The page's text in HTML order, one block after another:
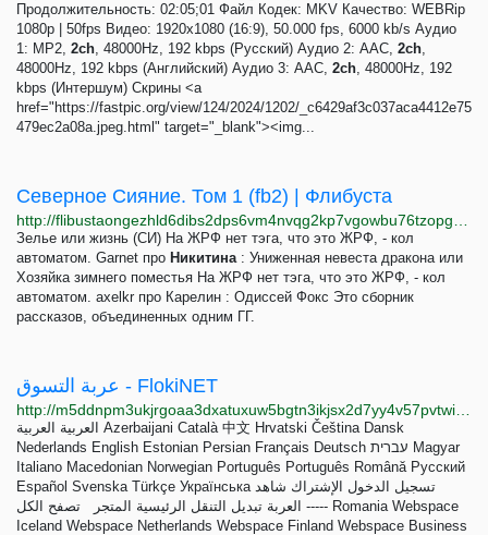
Продолжительность: 02:05;01 Файл Кодек: MKV Качество: WEBRip
1080p | 50fps Видео: 1920х1080 (16:9), 50.000 fps, 6000 kb/s Аудио
1: МР2, 2ch, 48000Hz, 192 kbps (Русский) Аудио 2: ААС, 2ch,
48000Hz, 192 kbps (Английский) Аудио 3: ААС, 2ch, 48000Hz, 192
kbps (Интершум) Скрины <a
href="https://fastpic.org/view/124/2024/1202/_c6429af3c037aca4412e75
479ec2a08a.jpeg.html" target="_blank"><img...
Северное Сияние. Том 1 (fb2) | Флибуста
Зелье или жизнь (СИ) На ЖРФ нет тэга, что это ЖРФ, - кол
автоматом. Garnet про Никитина: Униженная невеста дракона или
Хозяйка зимнего поместья На ЖРФ нет тэга, что это ЖРФ, - кол
автоматом. axelkr про Карелин : Одиссей Фокс Это сборник
рассказов, объединенных одним ГГ.
عربة التسوق - FlokiNET
العربية العربية Azerbaijani Català 中文 Hrvatski Čeština Dansk
Nederlands English Estonian Persian Français Deutsch עברית Magyar
Italiano Macedonian Norwegian Português Português Română Русский
Español Svenska Türkçe Українська تسجيل الدخول الإشتراك شاهد
العربة تبديل التنقل الرئيسية المتجر تصفح الكل ----- Romania Webspace
Iceland Webspace Netherlands Webspace Finland Webspace Business